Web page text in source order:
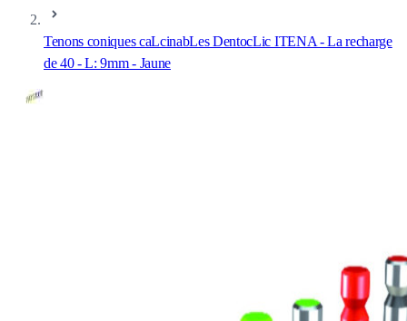
Tenons coniques caLcinabLes DentocLic ITENA - La recharge
de 40 - L: 9mm - Jaune